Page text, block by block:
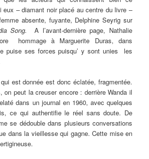
– diamant noir placé au centre du livre –
absente, fuyante, Delphine Seyrig sur
Song.A l’avant-dernière page, Nathalie
hommage à Marguerite Duras, dans
puise ses forces puisqu’ y sont unies les
donnée est donc éclatée, fragmentée.
on peut la creuser encore : derrière Wanda il
dans un journal en 1960, avec quelques
ce qui authentifie le réel sans doute. De
se dédouble dans plusieurs conversations
dans la vieillesse qui gagne. Cette mise en